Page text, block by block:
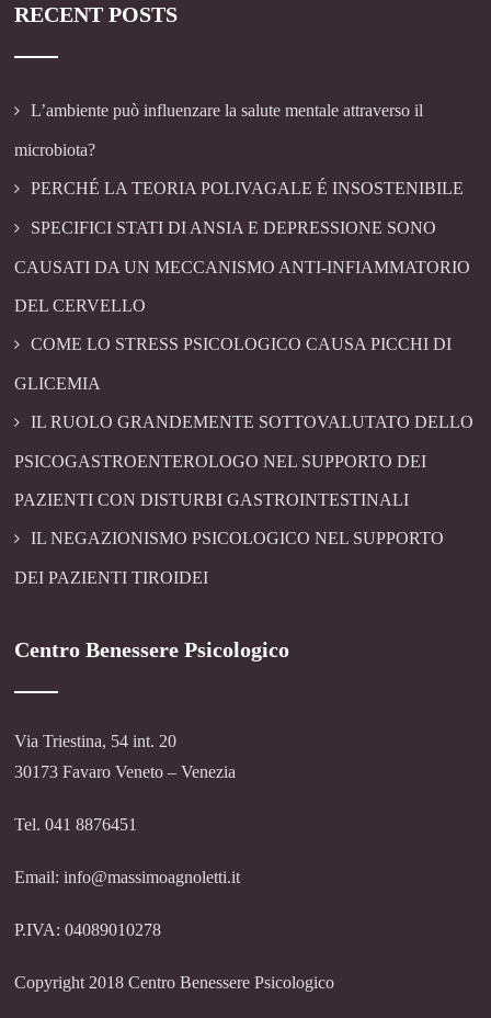
RECENT POSTS
L’ambiente può influenzare la salute mentale attraverso il
microbiota?
PERCHÉ LA TEORIA POLIVAGALE É INSOSTENIBILE
SPECIFICI STATI DI ANSIA E DEPRESSIONE SONO
CAUSATI DA UN MECCANISMO ANTI-INFIAMMATORIO
DEL CERVELLO
COME LO STRESS PSICOLOGICO CAUSA PICCHI DI
GLICEMIA
IL RUOLO GRANDEMENTE SOTTOVALUTATO DELLO
PSICOGASTROENTEROLOGO NEL SUPPORTO DEI
PAZIENTI CON DISTURBI GASTROINTESTINALI
IL NEGAZIONISMO PSICOLOGICO NEL SUPPORTO
DEI PAZIENTI TIROIDEI
Centro Benessere Psicologico
Via Triestina, 54 int. 20
30173 Favaro Veneto – Venezia
Tel. 041 8876451
Email: info@massimoagnoletti.it
P.IVA: 04089010278
Copyright 2018 Centro Benessere Psicologico